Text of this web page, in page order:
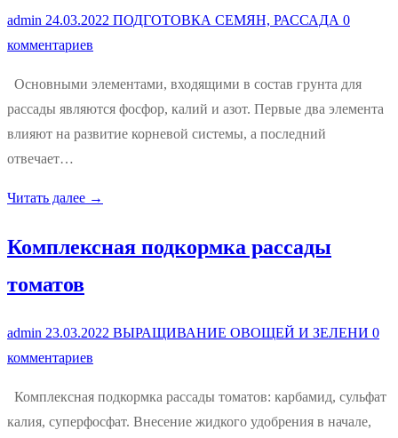
admin 24.03.2022 ПОДГОТОВКА СЕМЯН, РАССАДА 0
комментариев
Основными элементами, входящими в состав грунта для
рассады являются фосфор, калий и азот. Первые два элемента
влияют на развитие корневой системы, а последний
отвечает…
Читать далее →
Комплексная подкормка рассады
томатов
admin 23.03.2022 ВЫРАЩИВАНИЕ ОВОЩЕЙ И ЗЕЛЕНИ 0
комментариев
Комплексная подкормка рассады томатов: карбамид, сульфат
калия, суперфосфат. Внесение жидкого удобрения в начале,